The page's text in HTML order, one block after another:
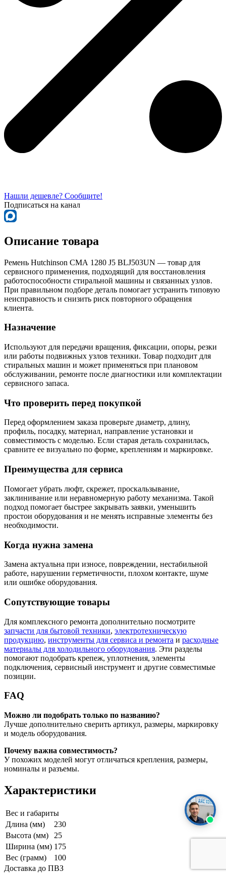
Нашли дешевле? Сообщите!
Подписаться на канал
Описание товара
Ремень Hutchinson СМА 1280 J5 BLJ503UN — товар для
сервисного применения, подходящий для восстановления
работоспособности стиральной машины и связанных узлов.
При правильном подборе деталь помогает устранить типовую
неисправность и снизить риск повторного обращения
клиента.
Назначение
Используют для передачи вращения, фиксации, опоры, резки
или работы подвижных узлов техники. Товар подходит для
стиральных машин и может применяться при плановом
обслуживании, ремонте после диагностики или комплектации
сервисного запаса.
Что проверить перед покупкой
Перед оформлением заказа проверьте диаметр, длину,
профиль, посадку, материал, направление установки и
совместимость с моделью. Если старая деталь сохранилась,
сравните ее визуально по форме, креплениям и маркировке.
Преимущества для сервиса
Помогает убрать люфт, скрежет, проскальзывание,
заклинивание или неравномерную работу механизма. Такой
подход помогает быстрее закрывать заявки, уменьшить
простои оборудования и не менять исправные элементы без
необходимости.
Когда нужна замена
Замена актуальна при износе, повреждении, нестабильной
работе, нарушении герметичности, плохом контакте, шуме
или ошибке оборудования.
Сопутствующие товары
Для комплексного ремонта дополнительно посмотрите
запчасти для бытовой техники, электротехническую
продукцию, инструменты для сервиса и ремонта и расходные
материалы для холодильного оборудования. Эти разделы
помогают подобрать крепеж, уплотнения, элементы
подключения, сервисный инструмент и другие совместимые
позиции.
FAQ
Можно ли подобрать только по названию?
Лучше дополнительно сверить артикул, размеры, маркировку
и модель оборудования.
Почему важна совместимость?
У похожих моделей могут отличаться крепления, размеры,
номиналы и разъемы.
Характеристики
Вес и габариты
Длина (мм)
230
Высота (мм)
25
Ширина (мм) 175
Вес (грамм)
100
Доставка до ПВЗ